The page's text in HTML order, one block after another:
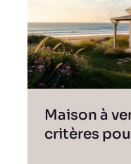
Maison à
critères